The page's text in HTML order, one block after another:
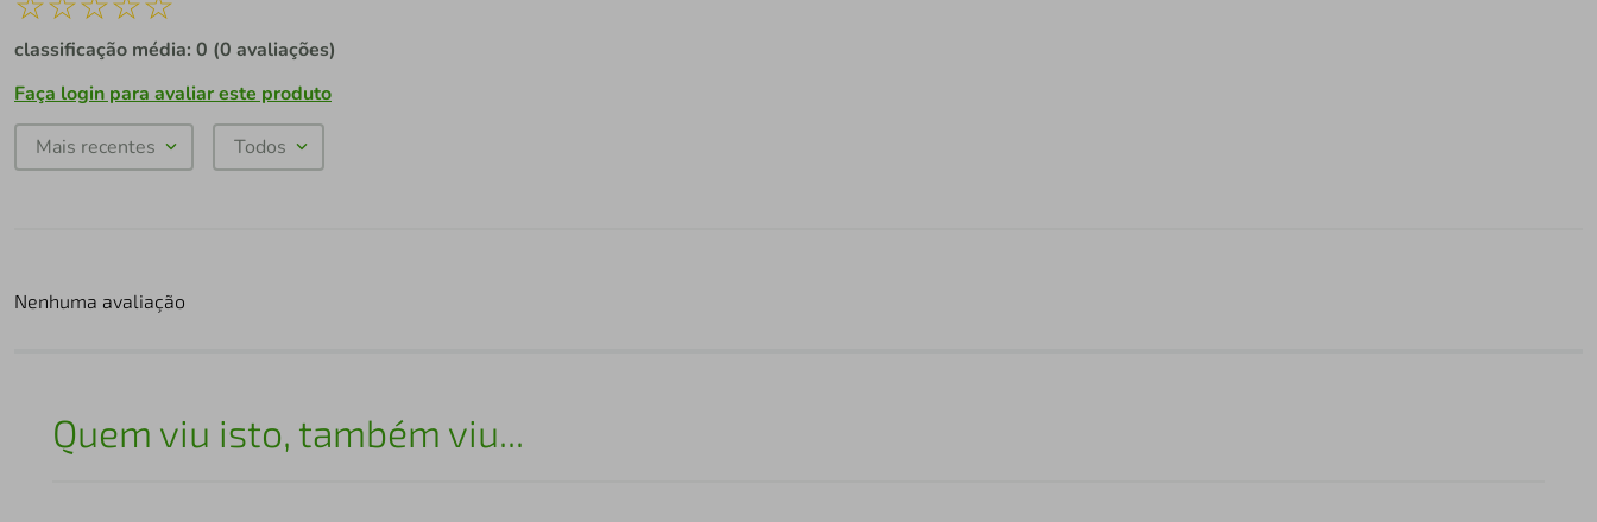
classificação média: 0 (0 avaliações)
Faça login para avaliar este produto
Mais recentes Todos
Nenhuma avaliação
Quem viu isto, também viu...